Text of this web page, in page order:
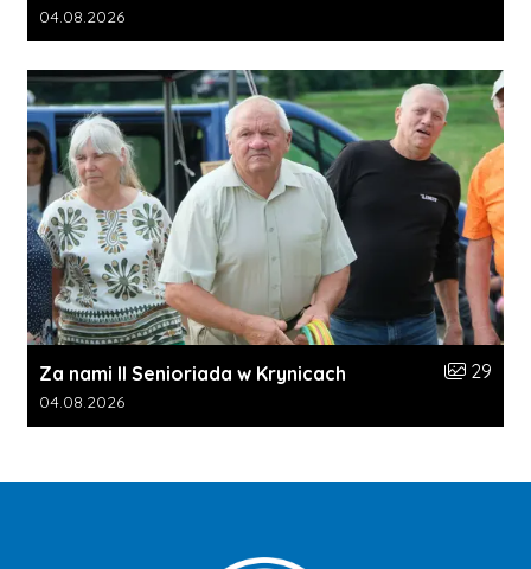
Data dodania galerii:
04.08.2026
Za nami II Senioriada w Krynicach Liczba
29
Data dodania galerii:
04.08.2026